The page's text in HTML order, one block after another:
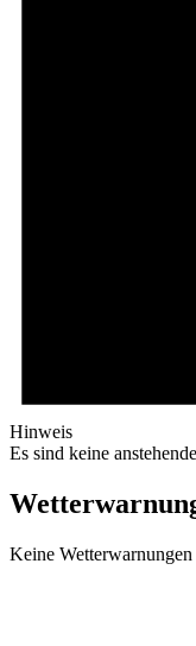
Hinweis
Es sind keine
Keine